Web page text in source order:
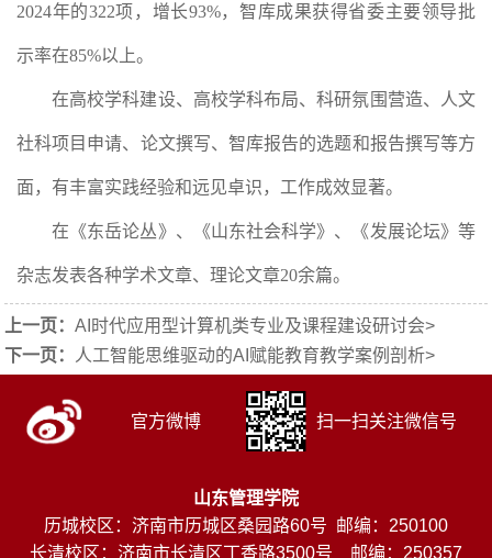
2024年的322项，增长93%，智库成果获得省委主要领导批
示率在85%以上。
在高校学科建设、高校学科布局、科研氛围营造、人文
社科项目申请、论文撰写、智库报告的选题和报告撰写等方
面，有丰富实践经验和远见卓识，工作成效显著。
在《东岳论丛》、《山东社会科学》、《发展论坛》等
杂志发表各种学术文章、理论文章20余篇。
上一页：AI时代应用型计算机类专业及课程建设研讨会>
下一页： 人工智能思维驱动的AI赋能教育教学案例剖析>
官方微博 扫一扫关注微信号
山东管理学院
历城校区：济南市历城区桑园路60号 邮编：250100
长清校区：济南市长清区丁香路3500号 邮编：250357